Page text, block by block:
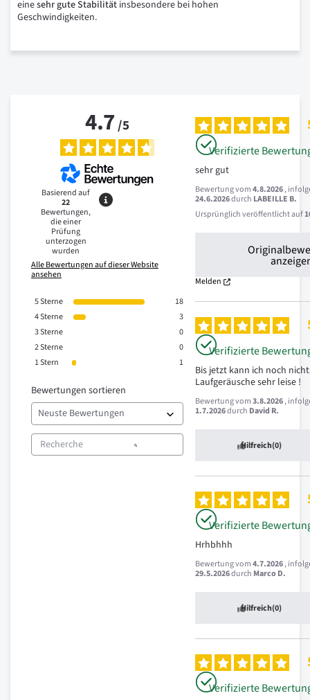
einesehrguteStabilität insbesondere bei hohen
Geschwindigkeiten.
4.7/5
Basierend auf
22
Bewertungen,
die einer
Prüfung
unterzogen
wurden
Alle Bewertungen auf dieser Website
ansehen
5Sterne
18
4Sterne
3
3Sterne
0
2Sterne
0
1Stern 1
Bewertungen sortieren
Verifizierte
sehr gut
Bewertung vom4.8.2026,
24.6.2026durch LABEILLE B.
Ursprünglich veröffentlicht auf
Melden
Verifizierte
Bis jetzt kann ich noch
Laufgeräusche sehr leise !
Bewertung vom3.8.2026,
1.7.2026durch David R.
Hilfreich(0)
Verifizierte
Hrhbhhh
Bewertung vom4.7.2026,
29.5.2026durch Marco D.
Hilfreich(0)
Verifizierte